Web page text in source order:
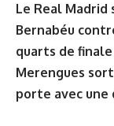
Le Real Madrid
Bernabéu
quarts de finale
Merengues
porte avec une